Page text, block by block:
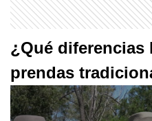
¿Qué diferencias
prendas